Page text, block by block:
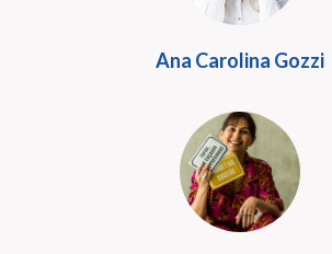
Ana Carolina Gozzi